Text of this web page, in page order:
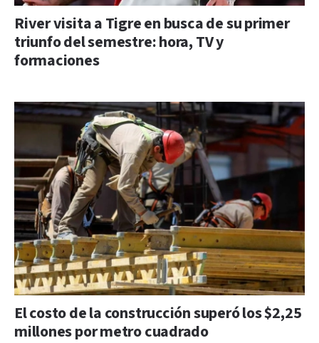
River visita a Tigre en busca de su primer
triunfo del semestre: hora, TV y
formaciones
El costo de la construcción superó los $2,25
millones por metro cuadrado